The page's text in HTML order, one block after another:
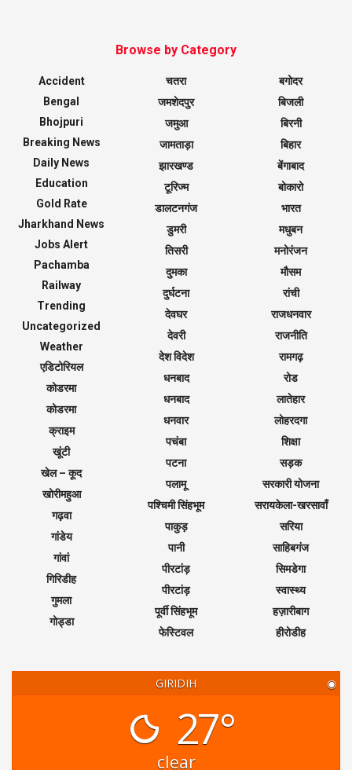
Browse by Category
Accident
Bengal
Bhojpuri
Breaking News
Daily News
Education
Gold Rate
Jharkhand News
Jobs Alert
Pachamba
Railway
Trending
Uncategorized
Weather
एडिटोरियल
कोडरमा
कोडरमा
क्राइम
खूंटी
खेल – कूद
खोरीमहुआ
गढ़वा
गांडेय
गांवां
गिरिडीह
गुमला
गोड्डा
चतरा
जमशेदपुर
जमुआ
जामताड़ा
झारखण्ड
टूरिज्म
डालटनगंज
डुमरी
तिसरी
दुमका
दुर्घटना
देवघर
देवरी
देश विदेश
धनबाद
धनबाद
धनवार
पचंबा
पटना
पलामू
पश्चिमी सिंहभूम
पाकुड़
पानी
पीरटांड़
पीरटांड़
पूर्वी सिंहभूम
फेस्टिवल
बगोदर
बिजली
बिरनी
बिहार
बेंगाबाद
बोकारो
भारत
मधुबन
मनोरंजन
मौसम
रांची
राजधनवार
राजनीति
रामगढ़
रोड
लातेहार
लोहरदगा
शिक्षा
सड़क
सरकारी योजना
सरायकेला-खरसावाँ
सरिया
साहिबगंज
सिमडेगा
स्वास्थ्य
हज़ारीबाग
हीरोडीह
GIRIDIH ◉
27°
clear